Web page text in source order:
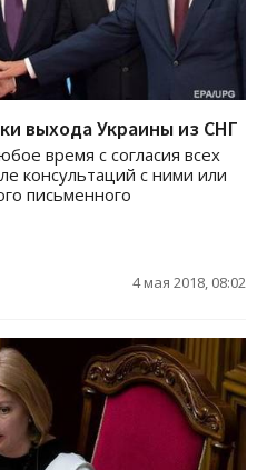
выхода Украины из СНГ
время с согласия всех
консультаций с ними или
письменного
4 мая 2018, 08:02